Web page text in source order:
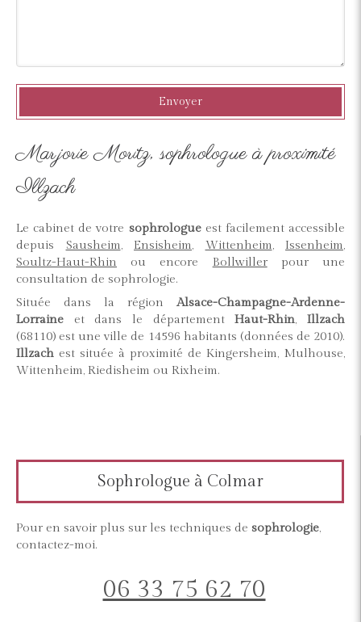
Envoyer
Marjorie Moritz, sophrologue à proximité
Illzach
Le cabinet de votre sophrologueest facilement accessible
depuis Sausheim, Ensisheim, Wittenheim, Issenheim,
Soultz-Haut-Rhin ou encore Bollwillerpour une
consultation de sophrologie.
Située dans la régionAlsace-Champagne-Ardenne-
Lorraine et dans le départementHaut-Rhin,Illzach
(68110) est une ville de 14596 habitants (données de 2010).
Illzach est située à proximité de Kingersheim, Mulhouse,
Wittenheim, Riedisheim ou Rixheim.
Sophrologue à Colmar
Pour en savoir plus sur les techniques de sophrologie,
contactez-moi.
06 33 75 62 70